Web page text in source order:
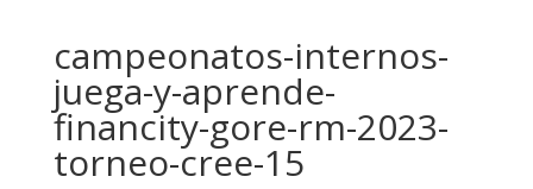
campeonatos-internos-
juega-y-aprende-
financity-gore-rm-2023-
torneo-cree-15